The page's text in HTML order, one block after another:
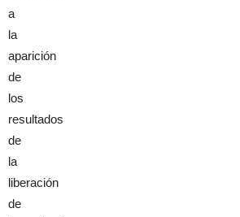
a
la
aparición
de
los
resultados
de
la
liberación
de